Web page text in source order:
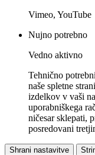
Vimeo, YouTube
Nujno potrebno
Vedno aktivno
Tehnično
naše spletne
izdelkov v vaši
uporabniškega
ničesar sklepati,
posredovani
Shrani nastavitve